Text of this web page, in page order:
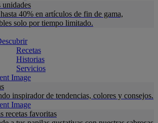
40% en artículos de fin de gama,
solo por tiempo limitado.
Recetas
Historias
Servicios
inspirador de tendencias, colores y consejos.
recetas favoritas